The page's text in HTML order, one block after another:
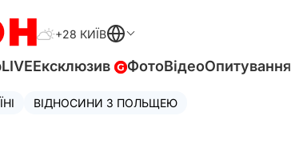
+28 КИЇВ
LIVEЕксклюзив ФотоВідеоОпитування
ВІДНОСИНИ З ПОЛЬЩЕЮ